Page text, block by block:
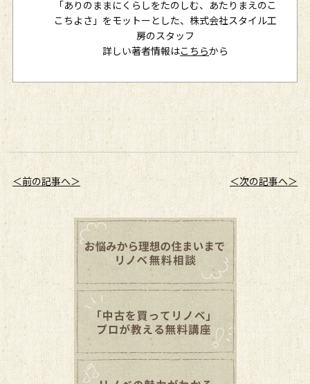
「ありのままにくらしをたのしむ、あたりまえのこ
こちよさ」をモットーとした、株式会社スタイル工
房のスタッフ
詳しい著者情報はこちらから
＜前の記事へ＞ ＜次の記事へ＞